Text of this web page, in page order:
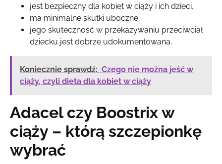
jest bezpieczny dla kobiet w ciąży i ich dzieci,
ma minimalne skutki uboczne,
jego skuteczność w przekazywaniu przeciwciał
dziecku jest dobrze udokumentowana.
Koniecznie sprawdź: Czego nie można jeść w
ciąży, czyli dieta dla kobiet w ciąży
Adacel czy Boostrix w
ciąży – którą szczepionkę
wybrać